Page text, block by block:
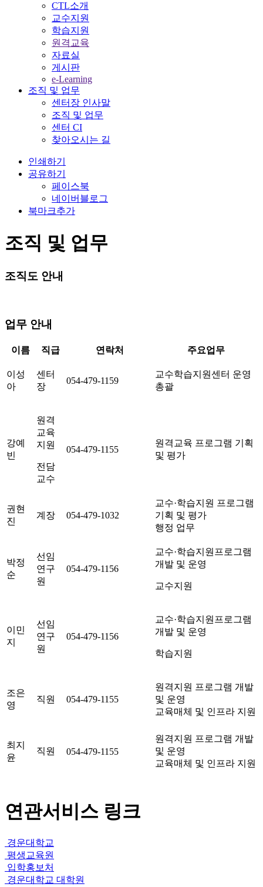
CTL소개
교수지원
학습지원
원격교육
자료실
게시판
e-Learning
조직 및 업무
센터장 인사말
조직 및 업무
센터 CI
찾아오시는 길
인쇄하기
공유하기
페이스북
네이버블로그
북마크추가
조직 및 업무
조직도 안내
업무 안내
이름 직급 연락처 주요업무
이성
아
센터
장
054-479-1159
교수학습지원센터 운영
총괄
강예
빈
원격
교육
지원
전담
교수
054-479-1155
원격교육 프로그램 기획
및 평가
권현
진
계장 054-479-1032
교수·학습지원 프로그램
기획 및 평가
행정 업무
박정
순
선임
연구
원
054-479-1156
교수·학습지원프로그램
개발 및 운영
교수지원
이민
지
선임
연구
원
054-479-1156
교수·학습지원프로그램
개발 및 운영
학습지원
조은
영
직원 054-479-1155
원격지원 프로그램 개발
및 운영
교육매체 및 인프라 지원
최지
윤
직원 054-479-1155
원격지원 프로그램 개발
및 운영
교육매체 및 인프라 지원
연관서비스 링크
경운대학교
평생교육원
입학홍보처
경운대학교 대학원